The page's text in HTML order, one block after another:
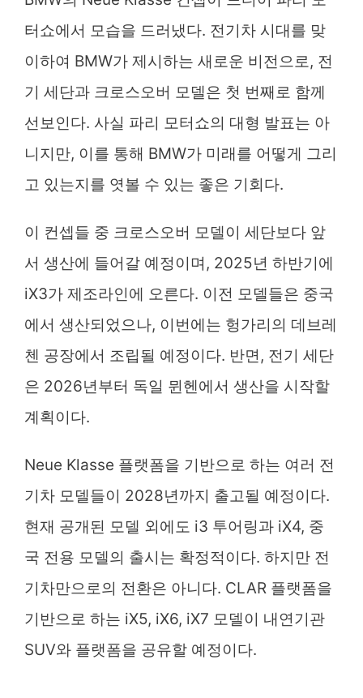
터쇼에서 모습을 드러냈다. 전기차 시대를 맞
이하여 BMW가 제시하는 새로운 비전으로, 전
기 세단과 크로스오버 모델은 첫 번째로 함께
선보인다. 사실 파리 모터쇼의 대형 발표는 아
니지만, 이를 통해 BMW가 미래를 어떻게 그리
고 있는지를 엿볼 수 있는 좋은 기회다.
이 컨셉들 중 크로스오버 모델이 세단보다 앞
서 생산에 들어갈 예정이며, 2025년 하반기에
iX3가 제조라인에 오른다. 이전 모델들은 중국
에서 생산되었으나, 이번에는 헝가리의 데브레
첸 공장에서 조립될 예정이다. 반면, 전기 세단
은 2026년부터 독일 뮌헨에서 생산을 시작할
계획이다.
Neue Klasse 플랫폼을 기반으로 하는 여러 전
기차 모델들이 2028년까지 출고될 예정이다.
현재 공개된 모델 외에도 i3 투어링과 iX4, 중
국 전용 모델의 출시는 확정적이다. 하지만 전
기차만으로의 전환은 아니다. CLAR 플랫폼을
기반으로 하는 iX5, iX6, iX7 모델이 내연기관
SUV와 플랫폼을 공유할 예정이다.